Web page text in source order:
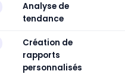
Analyse de
tendance
Création de
rapports
personnalisés